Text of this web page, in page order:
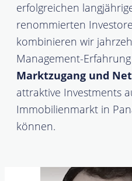
erfolgreichen
renommierten
kombinieren wir
Management-
Marktzugang und
attraktive Investments
Immobilienmarkt in
können.